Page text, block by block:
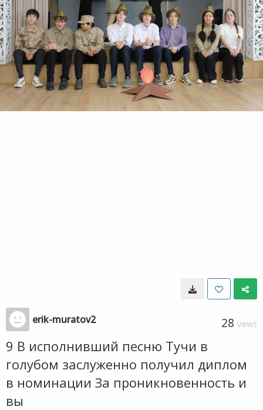
erik-muratov2 28 VIEWS
9 В исполнивший песню Тучи в
голубом заслуженно получил диплом
в номинации За проникновенность и
вы